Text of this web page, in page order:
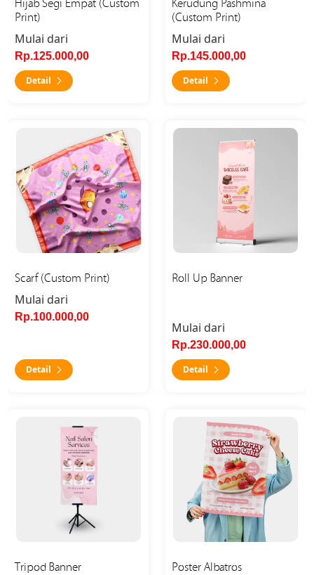
Hijab Segi Empat (Custom
Print)
Mulai dari
Rp.125.000,00
Detail
Kerudung Pashmina
(Custom Print)
Mulai dari
Rp.145.000,00
Detail
Scarf (Custom Print)
Mulai dari
Rp.100.000,00
Detail
Detail Scarf (Custom Print)
Roll Up Banner
Mulai dari
Rp.230.000,00
Detail
Detail Roll Up Banner
Tripod Banner Poster Albatros